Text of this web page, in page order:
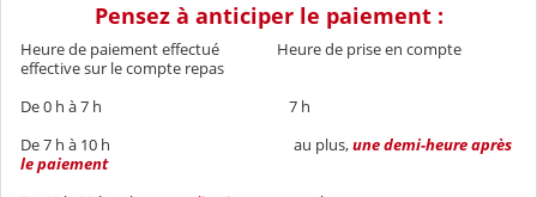
Pensez à anticiper le paiement :
Heure de paiement effectué Heure de prise en compte
effective sur le compte repas
De 0 h à 7 h 7 h
De 7 h à 10 h au plus,une demi-heure après
le paiement